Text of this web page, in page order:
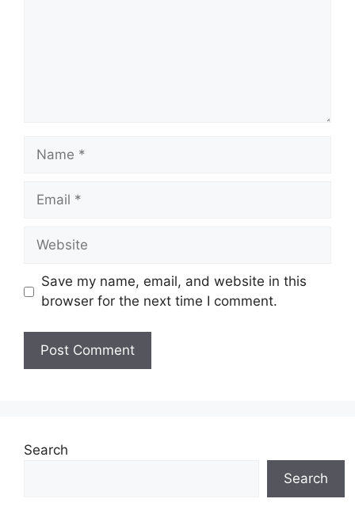
Name
Email
Website
Save my name, email, and website in this
browser for the next time I comment.
Search
Search